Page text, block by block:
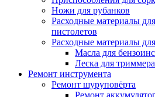
Ножи для рубанков
Расходные материалы
пистолетов
Расходные материалы
Масла для
Леска для
Ремонт инструмента
Ремонт шуруповёрта
Ремонт